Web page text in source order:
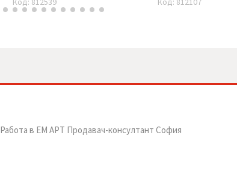
Работа в ЕМ АРТ Продавач-консултант София